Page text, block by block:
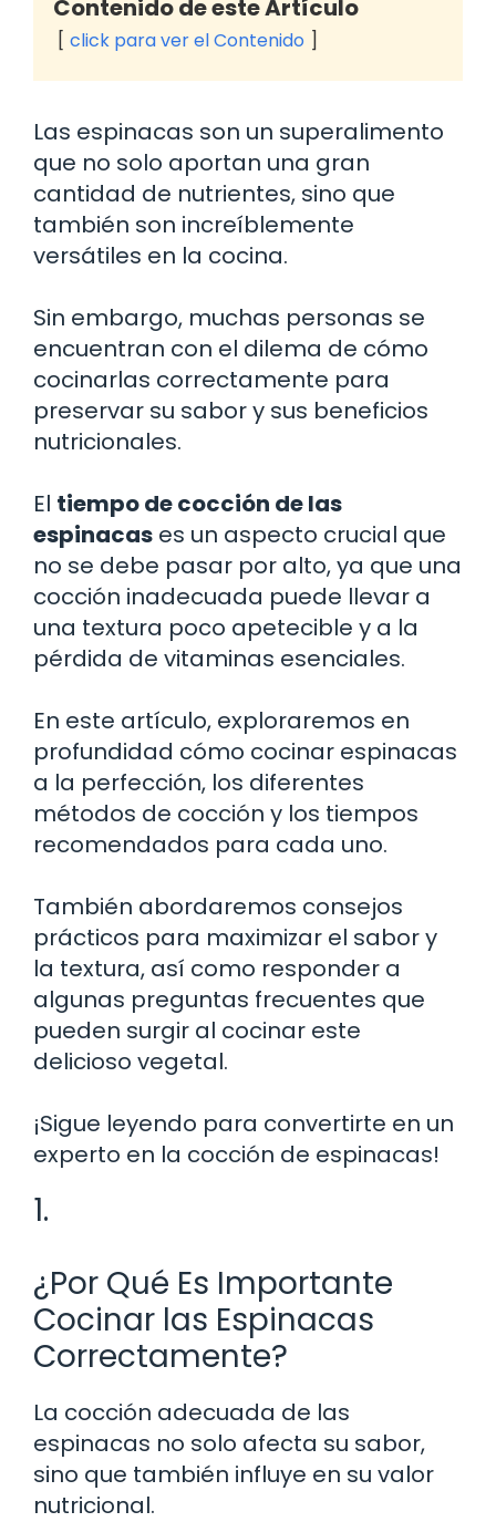
Contenido de este Artículo
click para ver el Contenido
Las espinacas son un superalimento
que no solo aportan una gran
cantidad de nutrientes, sino que
también son increíblemente
versátiles en la cocina.
Sin embargo, muchas personas se
encuentran con el dilema de cómo
cocinarlas correctamente para
preservar su sabor y sus beneficios
nutricionales.
El tiempo de cocción de las
espinacas es un aspecto crucial que
no se debe pasar por alto, ya que una
cocción inadecuada puede llevar a
una textura poco apetecible y a la
pérdida de vitaminas esenciales.
En este artículo, exploraremos en
profundidad cómo cocinar espinacas
a la perfección, los diferentes
métodos de cocción y los tiempos
recomendados para cada uno.
También abordaremos consejos
prácticos para maximizar el sabor y
la textura, así como responder a
algunas preguntas frecuentes que
pueden surgir al cocinar este
delicioso vegetal.
¡Sigue leyendo para convertirte en un
experto en la cocción de espinacas!
1.
¿Por Qué Es Importante
Cocinar las Espinacas
Correctamente?
La cocción adecuada de las
espinacas no solo afecta su sabor,
sino que también influye en su valor
nutricional.